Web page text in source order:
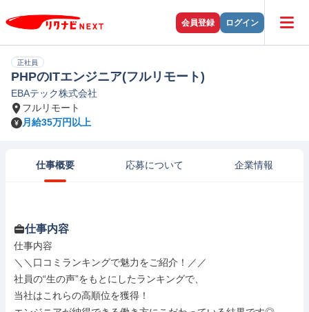
会員登録 ログイン
正社員
PHPのITエンジニア(フルリモート)
EBAテック株式会社
フルリモート
月給35万円以上
仕事概要 応募について 企業情報
仕事内容
仕事内容
＼＼口コミランキングで魅力をご紹介！／／
社員の“生の声”をもとにしたランキングで、
当社はこれらの高順位を獲得！